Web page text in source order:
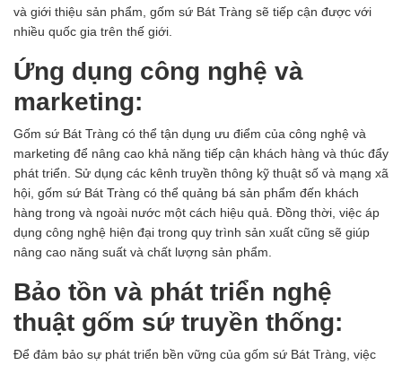
và giới thiệu sản phẩm, gốm sứ Bát Tràng sẽ tiếp cận được với
nhiều quốc gia trên thế giới.
Ứng dụng công nghệ và
marketing:
Gốm sứ Bát Tràng có thể tận dụng ưu điểm của công nghệ và
marketing để nâng cao khả năng tiếp cận khách hàng và thúc đẩy
phát triển. Sử dụng các kênh truyền thông kỹ thuật số và mạng xã
hội, gốm sứ Bát Tràng có thể quảng bá sản phẩm đến khách
hàng trong và ngoài nước một cách hiệu quả. Đồng thời, việc áp
dụng công nghệ hiện đại trong quy trình sản xuất cũng sẽ giúp
nâng cao năng suất và chất lượng sản phẩm.
Bảo tồn và phát triển nghệ
thuật gốm sứ truyền thống:
Để đảm bảo sự phát triển bền vững của gốm sứ Bát Tràng, việc